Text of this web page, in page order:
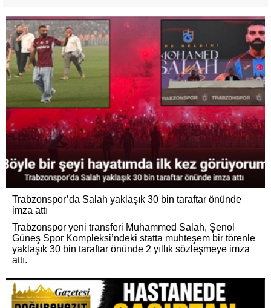
Trabzonspor’da Salah yaklaşık 30 bin taraftar önünde
imza attı
Trabzonspor yeni transferi Muhammed Salah, Şenol
Güneş Spor Kompleksi’ndeki statta muhteşem bir törenle
yaklaşık 30 bin taraftar önünde 2 yıllık sözleşmeye imza
attı.